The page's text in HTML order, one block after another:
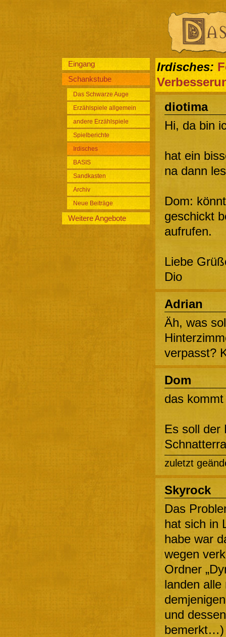
Eingang
Schankstube
Das Schwarze Auge
Erzählspiele allgemein
andere Erzählspiele
Spielberichte
Irdisches
BASIS
Sandkasten
Archiv
Neue Beiträge
Weitere Angebote
Irdisches:
diotima
Hi, da bin
hat ein
na dann
Dom:
geschickt
aufrufen.
Liebe
Dio
Adrian
Äh, was
verpasst?
Dom
das
Es soll der
zuletzt
Skyrock
Das
hat sich in
habe war
wegen
Ordner
landen
und
bemerkt…)